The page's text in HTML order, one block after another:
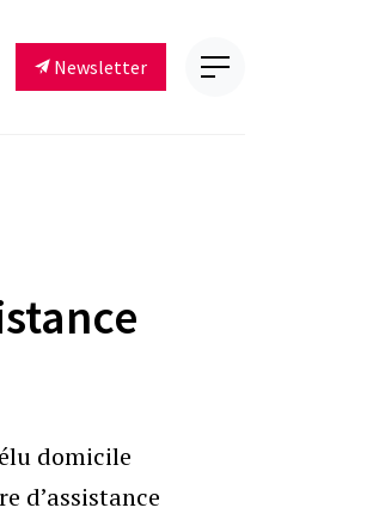
Newsletter
domicile
d’assistance